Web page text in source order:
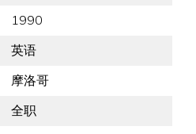
1990
英语
摩洛哥
全职